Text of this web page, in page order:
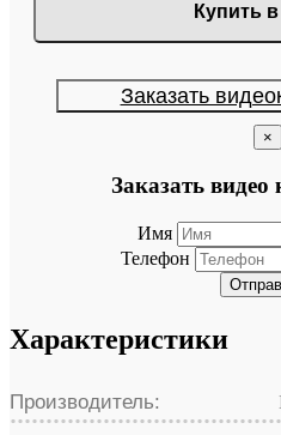
Купить
Заказать
×
Заказать
Имя
Телефон
Характеристики
Производитель: